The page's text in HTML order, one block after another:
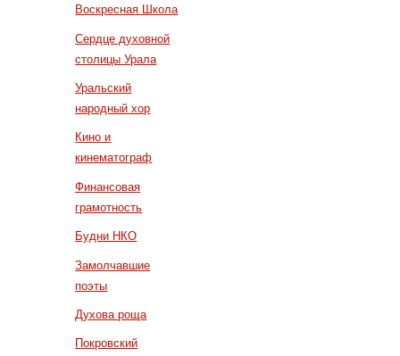
Воскресная Школа
Сердце духовной
столицы Урала
Уральский
народный хор
Кино и
кинематограф
Финансовая
грамотность
Будни НКО
Замолчавшие
поэты
Духова роща
Покровский